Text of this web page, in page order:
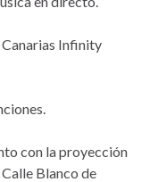
Canarias Infinity
con la proyección
Blanco de